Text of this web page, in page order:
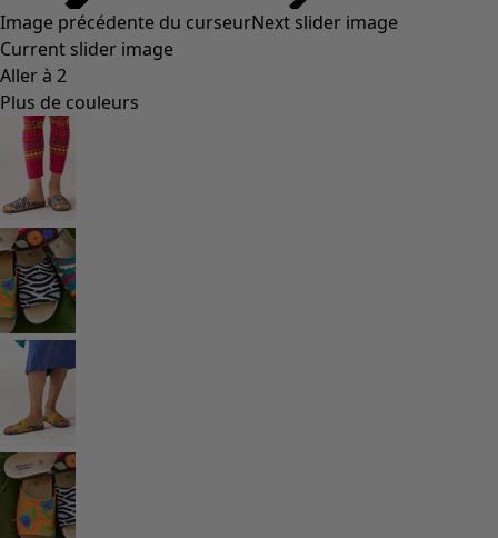
Image précédente du curseurNext slider image
Current slider image
Aller à 2
Plus de couleurs